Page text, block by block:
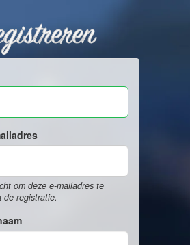
om deze e-mailadres te
de registratie.